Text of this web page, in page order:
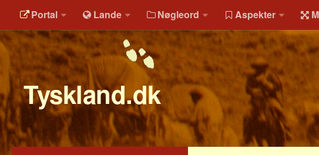
Portal Lande Nøgleord Aspekter
Tyskland.dk